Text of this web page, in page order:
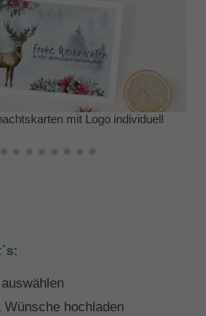
mit Logo individuell
Wünsche hochladen